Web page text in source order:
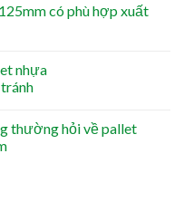
có phù hợp xuất
nhựa
thường hỏi về pallet